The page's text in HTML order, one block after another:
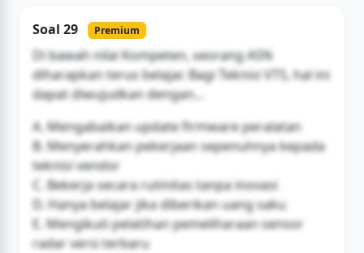
Buka Akses
Soal 29 Premium
Di bawah nilai Kompeten, seorang ASN
diharapkan terus belajar. Bagi Teknisi VTS, hal ini
dapat diwujudkan dengan...
A. Mengabaikan update firmware peralatan
B. Menyerahkan pekerjaan sepenuhnya kepada
teknisi vendor
C. Bekerja secara rutinitas tanpa inovasi
D. Hanya belajar jika diberikan uang saku
E. Mengikuti pelatihan pemeliharaan sensor
radar versi terbaru